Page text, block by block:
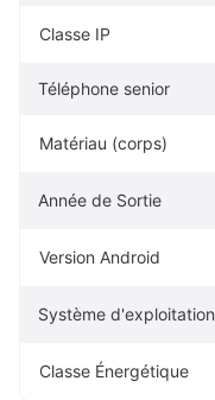
Classe IP
Téléphone senior
Matériau (corps)
Année de Sortie
Version Android
Système d'exploitation
Classe Énergétique